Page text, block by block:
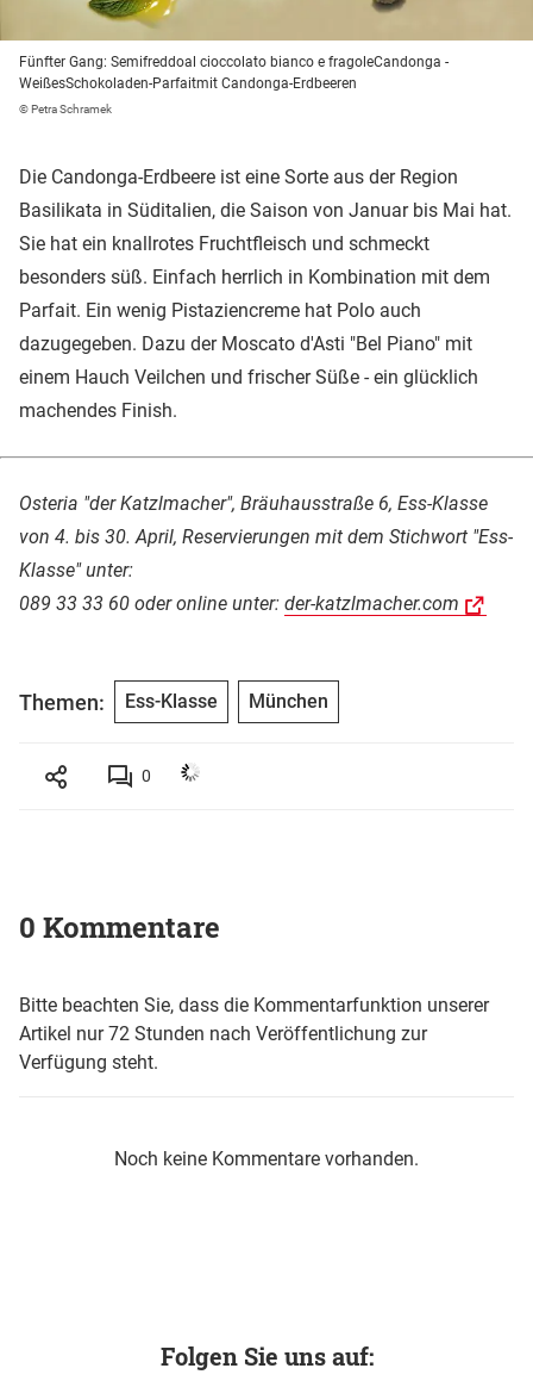
Fünfter Gang: Semifreddoal cioccolato bianco e fragoleCandonga -
WeißesSchokoladen-Parfaitmit Candonga-Erdbeeren
© Petra Schramek
Die Candonga-Erdbeere ist eine Sorte aus der Region
Basilikata in Süditalien, die Saison von Januar bis Mai hat.
Sie hat ein knallrotes Fruchtfleisch und schmeckt
besonders süß. Einfach herrlich in Kombination mit dem
Parfait. Ein wenig Pistaziencreme hat Polo auch
dazugegeben. Dazu der Moscato d'Asti "Bel Piano" mit
einem Hauch Veilchen und frischer Süße - ein glücklich
machendes Finish.
Osteria "der Katzlmacher", Bräuhausstraße 6, Ess-Klasse
von 4. bis 30. April, Reservierungen mit dem Stichwort "Ess-
Klasse" unter:
089 33 33 60 oder online unter: der-katzlmacher.com
Themen: Ess-Klasse München
0
0 Kommentare
Bitte beachten Sie, dass die Kommentarfunktion unserer
Artikel nur 72 Stunden nach Veröffentlichung zur
Verfügung steht.
Noch keine Kommentare vorhanden.
Folgen Sie uns auf: